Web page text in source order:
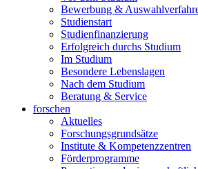
Bewerbung &
Studienstart
Studienfinanzierung
Erfolgreich durchs Studium
Im Studium
Besondere Lebenslagen
Nach dem Studium
Beratung & Service
forschen
Aktuelles
Forschungsgrundsätze
Institute & Kompetenzzentren
Förderprogramme